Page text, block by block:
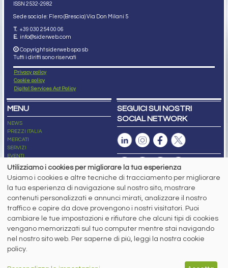
ISSN 2532-2982
Sede sociale: Flero (Brescia) Via Don Milani 5
T. +39 030 254 00 06
E. info@siderweb.com
Copyright siderweb spa sb
Tutti i diritti sono riservati
Privacy policy
Cookie policy
Digital Services Act Policy
MENU
NEWS
PREZZI ITALIA
MERCATI
SERVIZI
EVENTI
ABBONAMENTI
NEWSLETTER
SEGUICI SUI NOSTRI
SOCIAL NETWORK
Capitale Sociale: 190.000€ interamente versato
Registro delle Imprese di Brescia
Codice Fiscale e Partita I.V.A.:IT03562320170
R.E.A. n. 419331
www.siderweb.com: Autorizzazione del Tribunale di Brescia n. 11/2004 del 17
marzo 2004, Iscrizione al R.O.C. n. 26116.
Direttrice Responsabile:
Elisa Bonomelli
Utilizziamo i cookies per migliorare la tua esperienza
Usiamo i cookies e altre tecniche di tracciamento per migliorare
la tua esperienza di navigazione sul nostro sito, mostrare
contenuti personalizzati e annunci mirati, analizzare il nostro
traffico e capire da dove provengono i nostri visitatori. Puoi
cambiare le tue impostazioni e rifiutare che alcuni tipi di cookies
vengano memorizzati sul tuo computer mentre stai navigando
nel nostro sito web. Per saperne di più, leggi la nostra cookie
policy.